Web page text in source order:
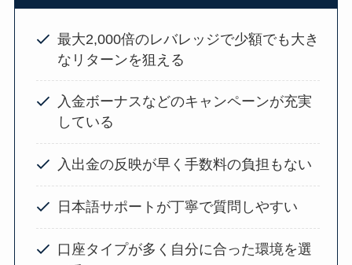
最大2,000倍のレバレッジで少額でも大き
なリターンを狙える
入金ボーナスなどのキャンペーンが充実
している
入出金の反映が早く手数料の負担もない
日本語サポートが丁寧で質問しやすい
口座タイプが多く自分に合った環境を選